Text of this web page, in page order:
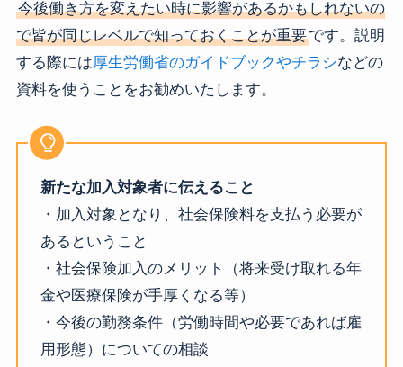
今後働き方を変えたい時に影響があるかもしれないの
で皆が同じレベルで知っておくことが重要です。説明
する際には厚生労働省のガイドブックやチラシなどの
資料を使うことをお勧めいたします。
新たな加入対象者に伝えること
・加入対象となり、社会保険料を支払う必要が
あるということ
・社会保険加入のメリット（将来受け取れる年
金や医療保険が手厚くなる等）
・今後の勤務条件（労働時間や必要であれば雇
用形態）についての相談